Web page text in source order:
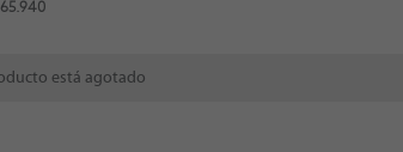
está agotado